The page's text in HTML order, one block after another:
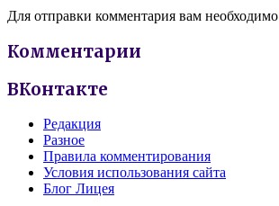
Для отправки комментария вам необходимо
Комментарии
ВКонтакте
Редакция
Разное
Правила комментирования
Условия использования сайта
Блог Лицея